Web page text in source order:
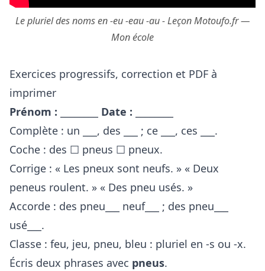
Le pluriel des noms en -eu -eau -au - Leçon Motoufo.fr —
Mon école
Exercices progressifs, correction et PDF à
imprimer
Prénom :
Date :
Complète : un ___, des ___ ; ce ___, ces ___.
Coche : des ☐ pneus ☐ pneux.
Corrige : « Les pneux sont neufs. » « Deux
peneus roulent. » « Des pneu usés. »
Accorde : des pneu___ neuf___ ; des pneu___
usé___.
Classe : feu, jeu, pneu, bleu : pluriel en -s ou -x.
Écris deux phrases avec pneus.